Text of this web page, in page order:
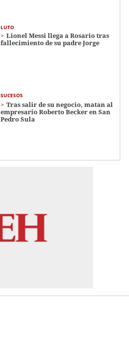
LUTO
Lionel Messi llega a Rosario tras
fallecimiento de su padre Jorge
SUCESOS
Tras salir de su negocio, matan al
empresario Roberto Becker en San
Pedro Sula